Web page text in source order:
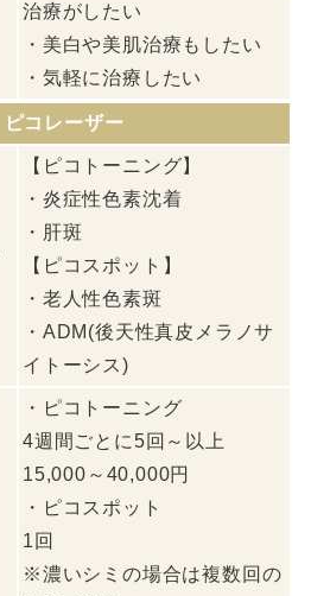
治療がしたい
・美白や美肌治療もしたい
・気軽に治療したい
ピコレーザー
【ピコトーニング】
・炎症性色素沈着
・肝斑
【ピコスポット】
・老人性色素斑
・ADM(後天性真皮メラノサ
イトーシス)
・ピコトーニング
4週間ごとに5回～以上
15,000～40,000円
・ピコスポット
1回
※濃いシミの場合は複数回の